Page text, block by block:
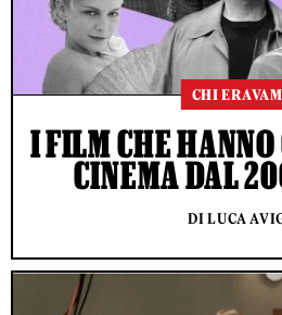
CHI
I FILM CHE
CINEMA DAL
DI LUCA